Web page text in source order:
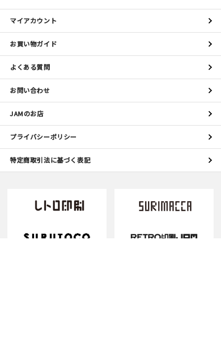
マイアカウント
お買い物ガイド
よくある質問
お問い合わせ
JAMのお店
プライバシーポリシー
特定商取引法に基づく表記